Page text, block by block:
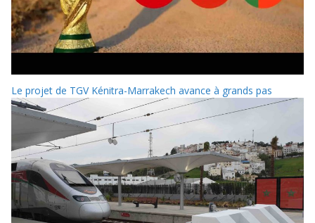
Le projet de TGV Kénitra-Marrakech avance à grands pas